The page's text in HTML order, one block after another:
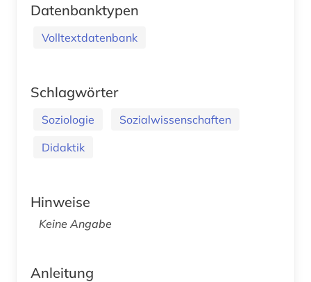
Datenbanktypen
Volltextdatenbank
Schlagwörter
Soziologie
Sozialwissenschaften
Didaktik
Hinweise
Keine Angabe
Anleitung